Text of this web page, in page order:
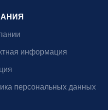
информация
персональных данных